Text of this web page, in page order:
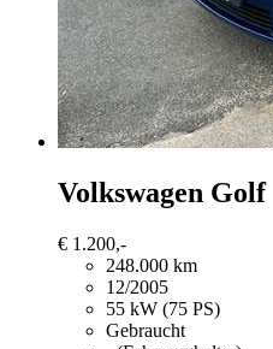
Volkswagen Golf
€ 1.200,-
248.000 km
12/2005
55 kW (75 PS)
Gebraucht